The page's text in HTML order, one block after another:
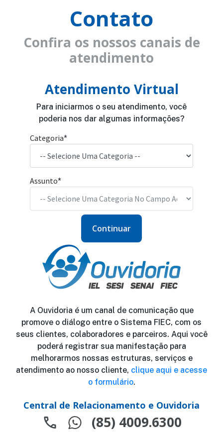
Contato
Confira os nossos canais de
atendimento
Atendimento Virtual
Para iniciarmos o seu atendimento, você
poderia nos dar algumas informações?
Categoria*
Assunto*
Continuar
A Ouvidoria é um canal de comunicação que
promove o diálogo entre o Sistema FIEC, com os
seus clientes, colaboradores e parceiros. Aqui você
poderá registrar sua manifestação para
melhorarmos nossas estruturas, serviços e
atendimento ao nosso cliente, clique aqui e acesse
o formulário.
Central de Relacionamento e Ouvidoria
(85) 4009.6300